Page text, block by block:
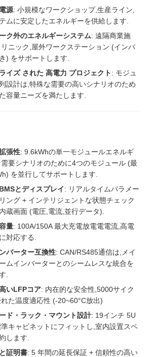
源: 小規模なワークショップ,生産ライン,
ムに安定したエネルギーを供給します.
ク外のエネルギーシステム: 遠隔商業施
ニック,屋外ワークステーション (インバ
) をサポートします.
イズ された 高電力 プロジェクト: モジュ
設計は,特殊な需要の高いシナリオのため
容量ニーズを満たします.
張性: 9.6kWhの単一モジュールエネルギ
要シナリオのために4つのモジュール (最
を並行してサポートします.
とディスプレイ: リアルタイムパラメー
ング + インテリジェントな状態チェック
蔵画面 (電圧,電流,並行データ).
量: 100A/150A 最大充電放電電電流,高電
対応する.
バーター互換性: CAN/RS485通信は,メイ
ムインバーターとのシームレスな統合を
.
いLFPコア: 内在的な安全性,5000サイク
た温度適応性 (-20~60°C放出)
ド・ラック・マウント設計: 19インチ 5U
キャビネットにフィットし,室内設置スペ
します.
証明書: 5 年間の延長保証 + 信頼性の高い